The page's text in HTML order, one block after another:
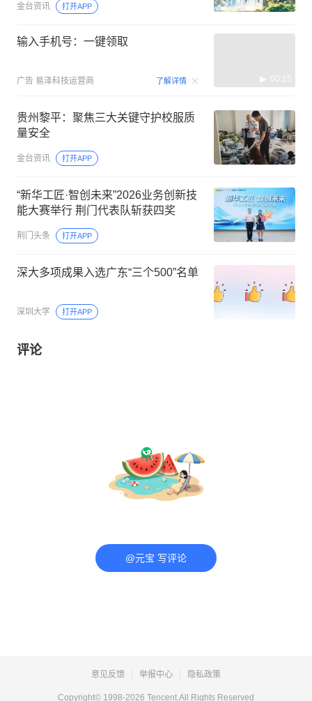
金台资讯 打开APP
输入手机号：一键领取
广告 易泽科技运营商 了解详情 00:15
贵州黎平：聚焦三大关键守护校服质
量安全
金台资讯 打开APP
“新华工匠·智创未来”2026业务创新技
能大赛举行 荆门代表队斩获四奖
荆门头条 打开APP
深大多项成果入选广东“三个500”名单
深圳大学 打开APP
评论
@元宝 写评论
意见反馈 举报中心 隐私政策
Copyright© 1998-2026 Tencent.All Rights Reserved